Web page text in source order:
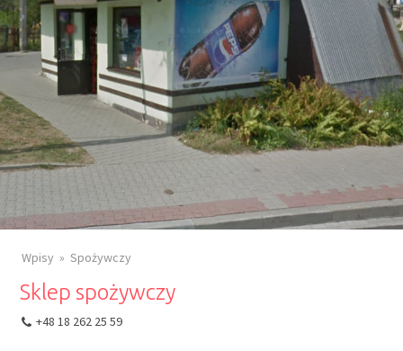
Wpisy Spożywczy
Sklep spożywczy
+48 18 262 25 59